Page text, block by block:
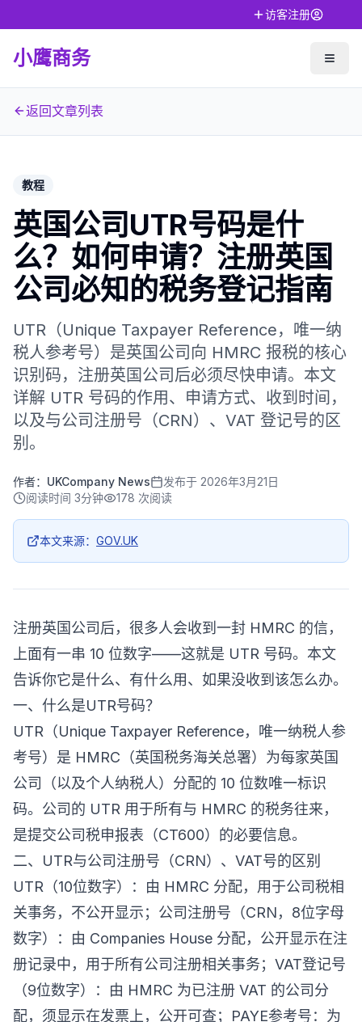
访客注册
小鹰商务
返回文章列表
教程
英国公司UTR号码是什
么？如何申请？注册英国
公司必知的税务登记指南
UTR（Unique Taxpayer Reference，唯一纳
税人参考号）是英国公司向 HMRC 报税的核心
识别码，注册英国公司后必须尽快申请。本文
详解 UTR 号码的作用、申请方式、收到时间，
以及与公司注册号（CRN）、VAT 登记号的区
别。
作者： UKCompany News 发布于 2026年3月21日
阅读时间 3分钟 178 次阅读
本文来源： GOV.UK
注册英国公司后，很多人会收到一封 HMRC 的信，
上面有一串 10 位数字——这就是 UTR 号码。本文
告诉你它是什么、有什么用、如果没收到该怎么办。
一、什么是UTR号码？
UTR（Unique Taxpayer Reference，唯一纳税人参
考号）是 HMRC（英国税务海关总署）为每家英国
公司（以及个人纳税人）分配的 10 位数唯一标识
码。公司的 UTR 用于所有与 HMRC 的税务往来，
是提交公司税申报表（CT600）的必要信息。
二、UTR与公司注册号（CRN）、VAT号的区别
UTR（10位数字）：由 HMRC 分配，用于公司税相
关事务，不公开显示；公司注册号（CRN，8位字母
数字）：由 Companies House 分配，公开显示在注
册记录中，用于所有公司注册相关事务；VAT登记号
（9位数字）：由 HMRC 为已注册 VAT 的公司分
配，须显示在发票上，公开可查；PAYE参考号：为